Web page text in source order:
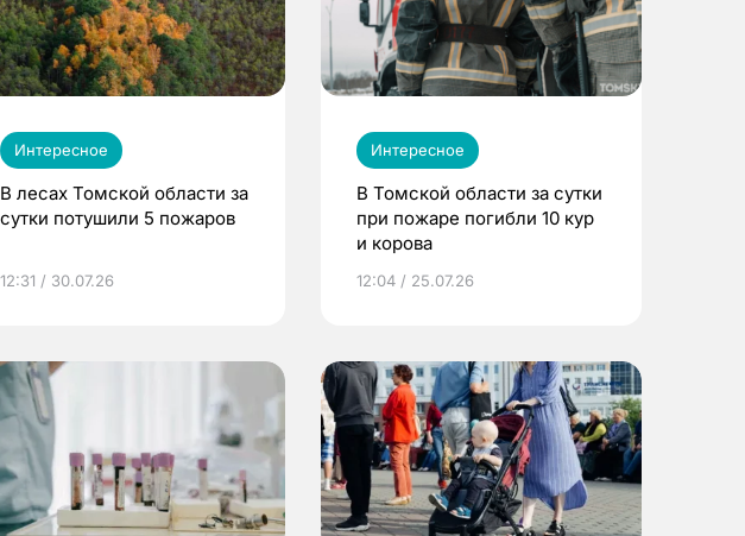
Интересное
В лесах Томской области за
сутки потушили 5 пожаров
12:31 / 30.07.26
Интересное
В Томской области за сутки
при пожаре погибли 10 кур
и корова
12:04 / 25.07.26